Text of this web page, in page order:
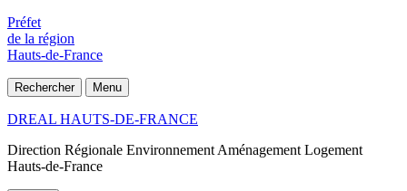
Préfet
de la région
Hauts-de-France
Rechercher Menu
DREAL HAUTS-DE-FRANCE
Direction Régionale Environnement Aménagement Logement
Hauts-de-France